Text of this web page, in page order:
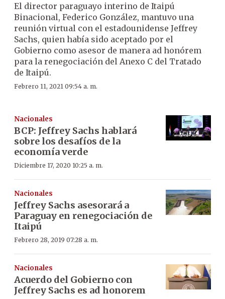
El director paraguayo interino de Itaipú
Binacional, Federico González, mantuvo una
reunión virtual con el estadounidense Jeffrey
Sachs, quien había sido aceptado por el
Gobierno como asesor de manera ad honórem
para la renegociación del Anexo C del Tratado
de Itaipú.
Febrero 11, 2021 09:54 a. m.
Nacionales
BCP: Jeffrey Sachs hablará
sobre los desafíos de la
economía verde
Diciembre 17, 2020 10:25 a. m.
Nacionales
Jeffrey Sachs asesorará a
Paraguay en renegociación de
Itaipú
Febrero 28, 2019 07:28 a. m.
Nacionales
Acuerdo del Gobierno con
Jeffrey Sachs es ad honorem